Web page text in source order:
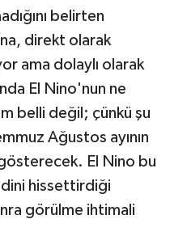
belirten
direkt olarak
ama dolaylı olarak
El Nino'nun ne
belli değil; çünkü şu
Ağustos ayının
El Nino bu
hissettirdiği
görülme ihtimali